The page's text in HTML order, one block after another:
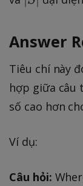
Answer
Tiêu chí này
hợp giữa câu
số cao hơn
Ví dụ:
Câu hỏi: